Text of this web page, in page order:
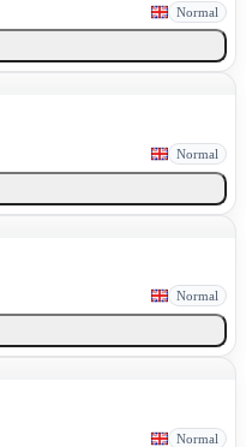
Normal
Normal
Normal
Normal